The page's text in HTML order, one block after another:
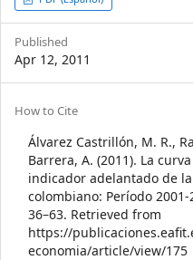
Sidebar
Published
Apr 12, 2011
Article
Details
How to Cite
Álvarez Castrillón, M. R.,
Barrera, A. (2011). La
indicador adelantado de
colombiano: Período 2001-
36–63. Retrieved from
https://
economia/article/view/175